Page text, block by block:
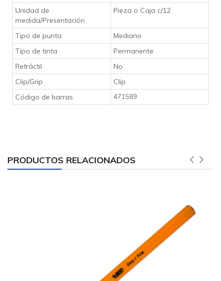
Unidad de
medida/Presentación
Pieza o Caja c/12
Tipo de punta
Mediano
Tipo de tinta
Permanente
Retráctil
No
Clip/Grip
Clip
Código de barras
471589
PRODUCTOS RELACIONADOS